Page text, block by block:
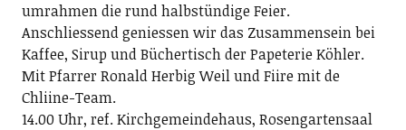
umrahmen die rund halbstündige Feier.
Anschliessend geniessen wir das Zusammensein bei
Kaffee, Sirup und Büchertisch der Papeterie Köhler.
Mit Pfarrer Ronald Herbig Weil und Fiire mit de
Chliine-Team.
14.00 Uhr, ref. Kirchgemeindehaus, Rosengartensaal